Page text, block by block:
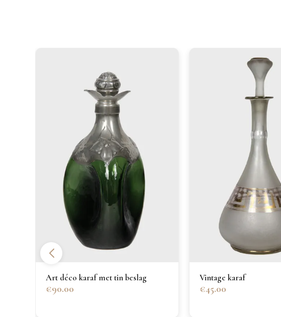
Art déco karaf met tin beslag
€90.00
Vintage karaf
€45.00